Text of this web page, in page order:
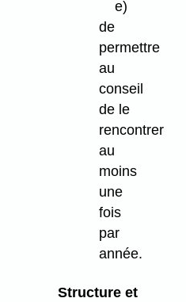
e)
de
permettre
au
conseil
de le
rencontrer
au
moins
une
fois
par
année.
Structure et